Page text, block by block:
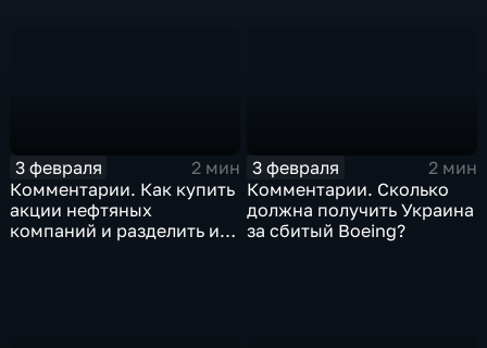
3 февраля
2 мин
Комментарии. Как купить
акции нефтяных
компаний и разделить их
3 февраля
2 мин
Комментарии. Сколько
должна получить Украина
за сбитый Boeing?